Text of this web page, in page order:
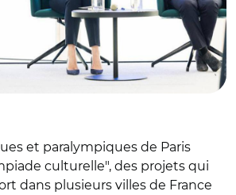
et paralympiques de Paris
culturelle", des projets qui
dans plusieurs villes de France